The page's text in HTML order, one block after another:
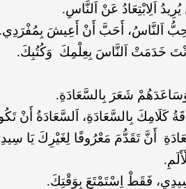
اَلِابْتِعَادُ عَنْ اَلنَّاسِ.
أُحِبُّ اَلنَّاسُ، أَحَبَّ أَنْ أَعِيشَ بِمُفْرَدِي.
خَدَمَتْ اَلنَّاسَ بِعِلْمِكَ وَكُتُبِكَ.
شَعَرَ بِالسَّعَادَةِ.
كَلَامِكَ بِالسَّعَادَةِ، اَلسَّعَادَةُ أَنْ
أَنَّ تَقَدُّمَ مَعْرُوفًا لِغَيْرِكَ يَا
سِيدِي، فَقَطْ اِسْتَمْتَعَ بِوَقْتِكَ.